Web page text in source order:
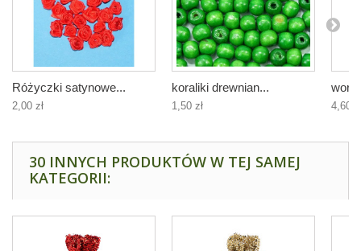
Różyczki satynowe...
2,00 zł
koraliki drewnian...
1,50 zł 4,60
30 INNYCH PRODUKTÓW W TEJ SAMEJ
KATEGORII: